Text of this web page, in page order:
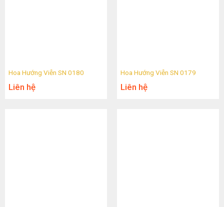
Hoa Hướng Viễn SN 0180
Liên hệ
Hoa Hướng Viễn SN 0179
Liên hệ